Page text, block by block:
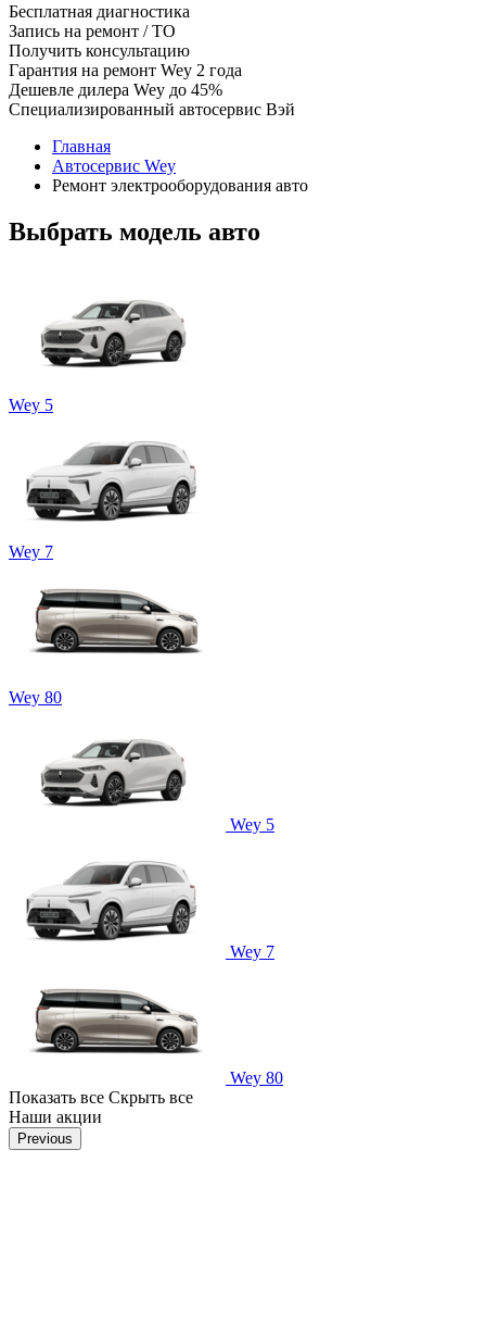
Бесплатная диагностика
Запись на ремонт / ТО
Получить консультацию
Гарантия на ремонт Wey 2 года
Дешевле дилера Wey до 45%
Специализированный автосервис Вэй
Главная
Автосервис Wey
Ремонт электрооборудования авто
Выбрать модель авто
Wey 5
Wey 7
Wey 80
Wey 5
Wey 7
Wey 80
Показать все Скрыть все
Наши акции
Previous